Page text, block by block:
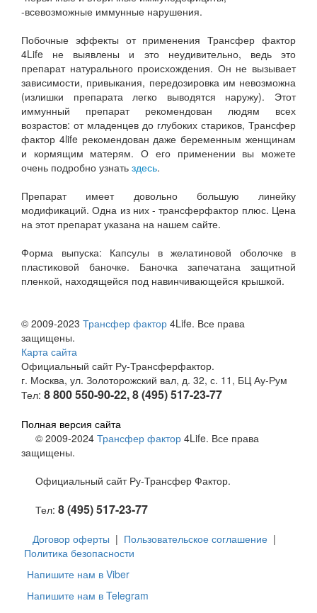
-всевозможные иммунные нарушения.
Побочные эффекты от применения Трансфер фактор
4Life не выявлены и это неудивительно, ведь это
препарат натурального происхождения. Он не вызывает
зависимости, привыкания, передозировка им невозможна
(излишки препарата легко выводятся наружу). Этот
иммунный препарат рекомендован людям всех
возрастов: от младенцев до глубоких стариков, Трансфер
фактор 4life рекомендован даже беременным женщинам
и кормящим матерям. О его применении вы можете
очень подробно узнать здесь.
Препарат имеет довольно большую линейку
модификаций. Одна из них - трансферфактор плюс. Цена
на этот препарат указана на нашем сайте.
Форма выпуска: Капсулы в желатиновой оболочке в
пластиковой баночке. Баночка запечатана защитной
пленкой, находящейся под навинчивающейся крышкой.
© 2009-2023 Трансфер фактор 4Life. Все права
защищены.
Карта сайта
Официальный сайт Ру-Трансферфактор.
г. Москва, ул. Золоторожский вал, д. 32, с. 11, БЦ Ау-Рум
Тел: 8 800 550-90-22, 8 (495) 517-23-77
Полная версия сайта
© 2009-2024 Трансфер фактор 4Life. Все права
защищены.
Официальный сайт Ру-Трансфер Фактор.
Тел: 8 (495) 517-23-77
Договор оферты | Пользовательское соглашение |
Политика безопасности
Напишите нам в Viber
Напишите нам в Telegram